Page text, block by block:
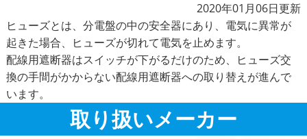
2020年01月06日更新
ヒューズとは、分電盤の中の安全器にあり、電気に異常が
起きた場合、ヒューズが切れて電気を止めます。
配線用遮断器はスイッチが下がるだけのため、ヒューズ交
換の手間がかからない配線用遮断器への取り替えが進んで
います。
取り扱いメーカー